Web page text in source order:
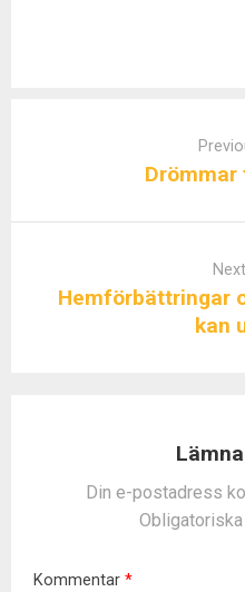
n
Hemförbättringar
kan
Din e-postadress
Kommentar *